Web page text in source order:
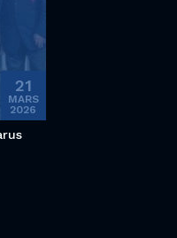
21
MARS
2026